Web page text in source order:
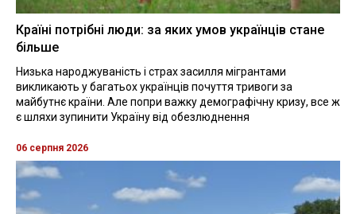
Країні потрібні люди: за яких умов українців стане
більше
Низька народжуваність і страх засилля мігрантами
викликають у багатьох українців почуття тривоги за
майбутнє країни. Але попри важку демографічну кризу, все ж
є шляхи зупинити Україну від обезлюднення
06 серпня 2026